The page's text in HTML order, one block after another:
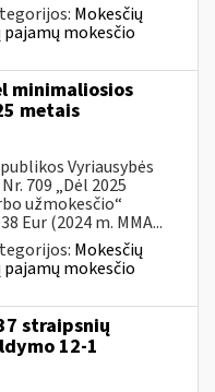
Mokesčių
mokesčio
minimaliosios
metais
Vyriausybės
709 „Dėl 2025
užmokesčio“
Eur (2024 m. MMA...
Mokesčių
mokesčio
straipsnių
12-1